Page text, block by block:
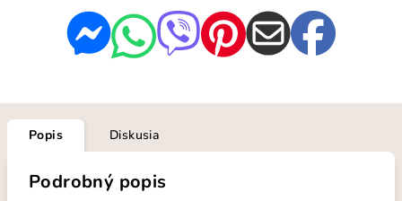
Popis Diskusia
Podrobný popis